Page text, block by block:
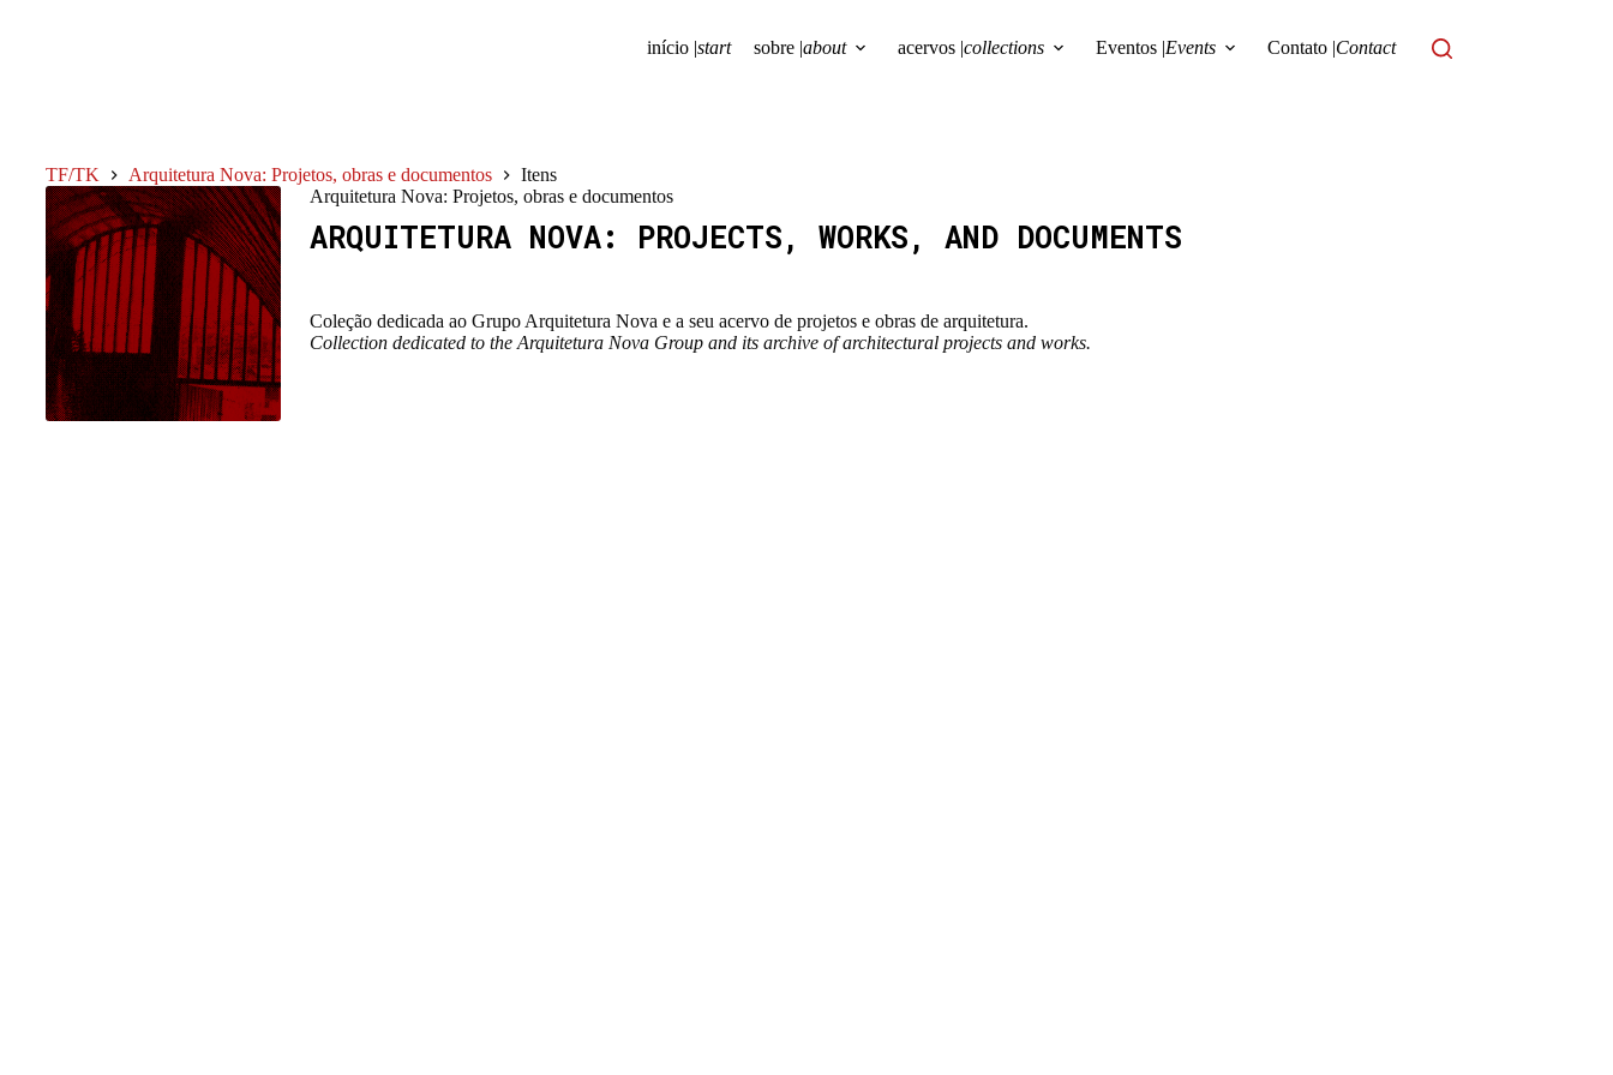
início |start sobre |about acervos |collections Eventos |Events Contato |Contact
TF/TK Arquitetura Nova: Projetos, obras e documentos
Itens
Arquitetura Nova: Projetos, obras e documentos
ARQUITETURA NOVA: PROJECTS, WORKS, AND DOCUMENTS
Coleção dedicada ao Grupo Arquitetura Nova e a seu acervo de projetos e obras de arquitetura.
Collection dedicated to the Arquitetura Nova Group and its archive of architectural projects and works.